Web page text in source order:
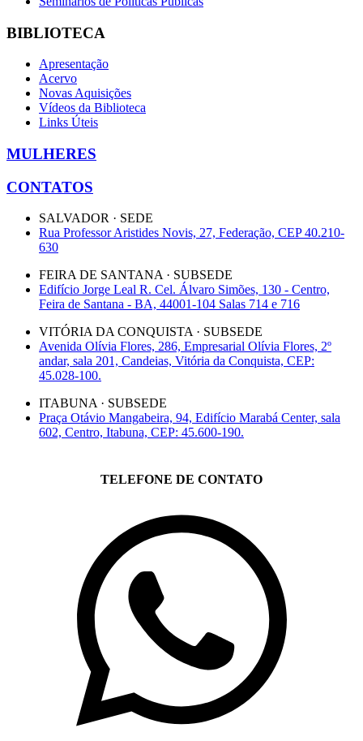
BIBLIOTECA
Apresentação
Acervo
Novas Aquisições
Vídeos da Biblioteca
Links Úteis
MULHERES
CONTATOS
SALVADOR · SEDE
Rua Professor Aristides Novis, 27, Federação, CEP 40.210-
630
FEIRA DE SANTANA · SUBSEDE
Edifício Jorge Leal R. Cel. Álvaro Simões, 130 - Centro,
Feira de Santana - BA, 44001-104 Salas 714 e 716
VITÓRIA DA CONQUISTA · SUBSEDE
Avenida Olívia Flores, 286, Empresarial Olívia Flores, 2º
andar, sala 201, Candeias, Vitória da Conquista, CEP:
45.028-100.
ITABUNA · SUBSEDE
Praça Otávio Mangabeira, 94, Edifício Marabá Center, sala
602, Centro, Itabuna, CEP: 45.600-190.
TELEFONE DE CONTATO